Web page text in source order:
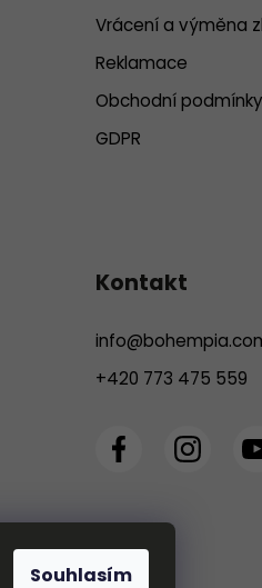
Souhlasím
Vrácení a výměna
Reklamace
Obchodní podmínky
GDPR
Kontakt
info@
+420 773 475 559